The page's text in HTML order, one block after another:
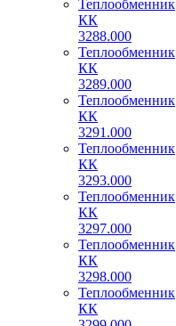
Теплообменник
КК
3288.000
Теплообменник
КК
3289.000
Теплообменник
КК
3291.000
Теплообменник
КК
3293.000
Теплообменник
КК
3297.000
Теплообменник
КК
3298.000
Теплообменник
КК